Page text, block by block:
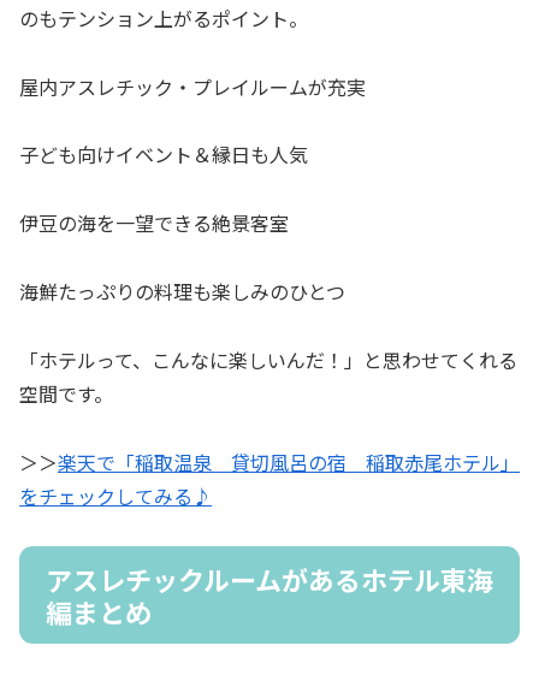
のもテンション上がるポイント。
屋内アスレチック・プレイルームが充実
子ども向けイベント＆縁日も人気
伊豆の海を一望できる絶景客室
海鮮たっぷりの料理も楽しみのひとつ
「ホテルって、こんなに楽しいんだ！」と思わせてくれる
空間です。
＞＞楽天で「稲取温泉 貸切風呂の宿 稲取赤尾ホテル」
をチェックしてみる♪
アスレチックルームがあるホテル東海
編まとめ